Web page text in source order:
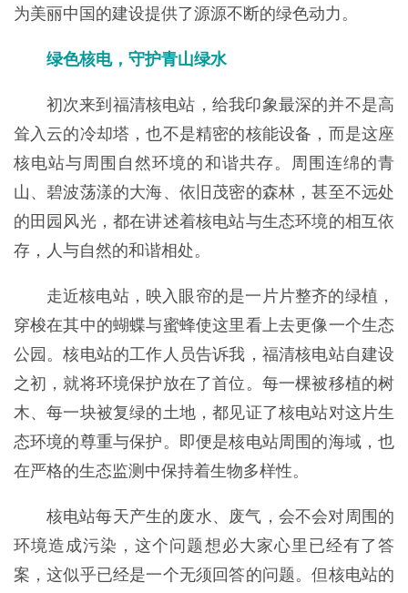
为美丽中国的建设提供了源源不断的绿色动力。
绿色核电，守护青山绿水
初次来到福清核电站，给我印象最深的并不是高
耸入云的冷却塔，也不是精密的核能设备，而是这座
核电站与周围自然环境的和谐共存。周围连绵的青
山、碧波荡漾的大海、依旧茂密的森林，甚至不远处
的田园风光，都在讲述着核电站与生态环境的相互依
存，人与自然的和谐相处。
走近核电站，映入眼帘的是一片片整齐的绿植，
穿梭在其中的蝴蝶与蜜蜂使这里看上去更像一个生态
公园。核电站的工作人员告诉我，福清核电站自建设
之初，就将环境保护放在了首位。每一棵被移植的树
木、每一块被复绿的土地，都见证了核电站对这片生
态环境的尊重与保护。即便是核电站周围的海域，也
在严格的生态监测中保持着生物多样性。
核电站每天产生的废水、废气，会不会对周围的
环境造成污染，这个问题想必大家心里已经有了答
案，这似乎已经是一个无须回答的问题。但核电站的